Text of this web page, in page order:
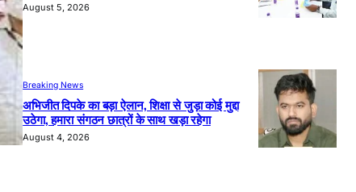
August 5, 2026
Breaking News
अभिजीत दिपके का बड़ा ऐलान, शिक्षा से जुड़ा कोई मुद्दा
उठेगा, हमारा संगठन छात्रों के साथ खड़ा रहेगा
August 4, 2026